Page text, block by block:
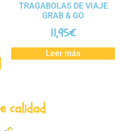
TRAGABOLAS DE VIAJE
GRAB & GO
11,95€
Leer más
calidad